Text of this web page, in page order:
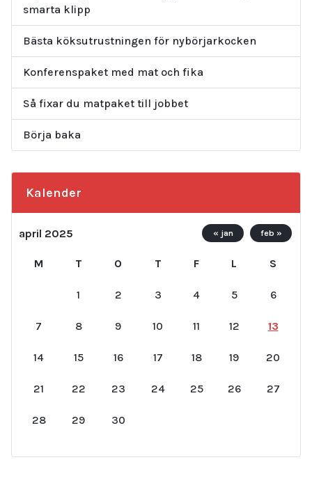
smarta klipp
Bästa köksutrustningen för nybörjarkocken
Konferenspaket med mat och fika
Så fixar du matpaket till jobbet
Börja baka
Kalender
april 2025
M T O T F L S
1 2 3 4 5 6
7 8 9 10 11 12 13
14 15 16 17 18 19 20
21 22 23 24 25 26 27
28 29 30
« jan feb »